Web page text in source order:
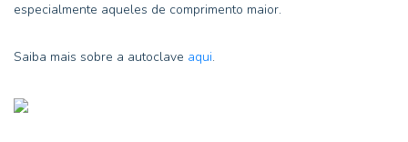
especialmente aqueles de comprimento maior.
Saiba mais sobre a autoclave aqui.